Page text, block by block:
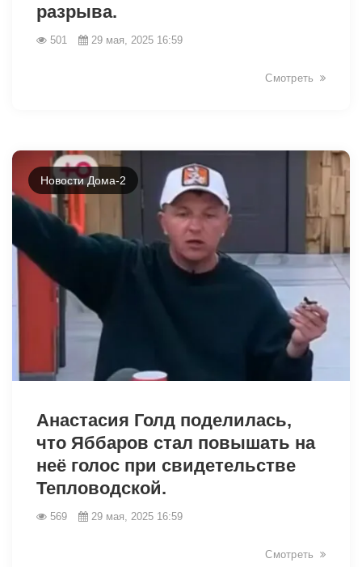
разрыва.
501 29 мая, 2025 16:59
Смотреть
Новости Дома-2
Анастасия Голд поделилась,
что Яббаров стал повышать на
неё голос при свидетельстве
Тепловодской.
569 29 мая, 2025 16:59
Смотреть